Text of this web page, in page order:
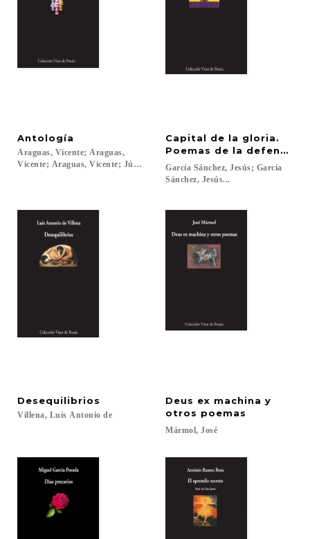
Antología
Araguas, Vicente; Araguas,
Vicente; Araguas, Vicente; Júdice, Nuno...
Capital de la gloria.
Poemas de la defensa
García Sánchez, Jesús; García
Sánchez, Jesús...
Desequilibrios
Villena, Luis Antonio de
Deus ex machina y
otros poemas
Mármol, José